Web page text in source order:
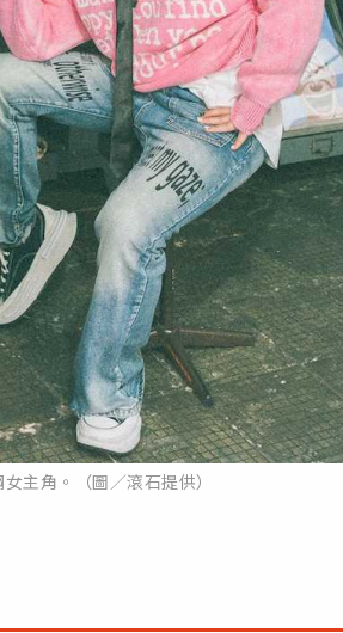
主角。（圖／滾石提供）